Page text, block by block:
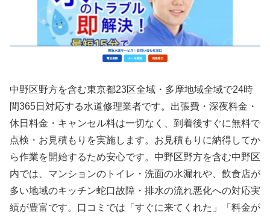
中野区野方を含む東京都23区全域・多摩地域全域で24時
間365日対応する水道修理業者です。出張費・深夜料金・
休日料金・キャンセル料は一切なく、到着後すぐに無料で
点検・お見積もりを実施します。お見積もりに納得してか
ら作業を開始するため安心です。中野区野方を含む中野区
内では、マンションのトイレ・洗面の水漏れや、飲食店が
多い地域のキッチン蛇口故障・排水の流れ悪化への対応実
績が豊富です。口コミでは「すぐに来てくれた」「料金が